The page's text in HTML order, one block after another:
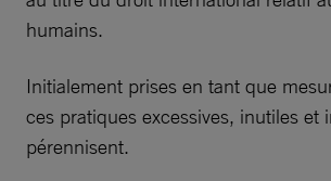
humains.
Initialement prises en tant que
ces pratiques excessives, inutiles et
pérennisent.